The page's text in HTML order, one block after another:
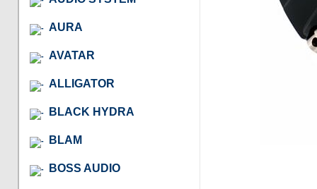
AURA
AVATAR
ALLIGATOR
BLACK HYDRA
BLAM
BOSS AUDIO